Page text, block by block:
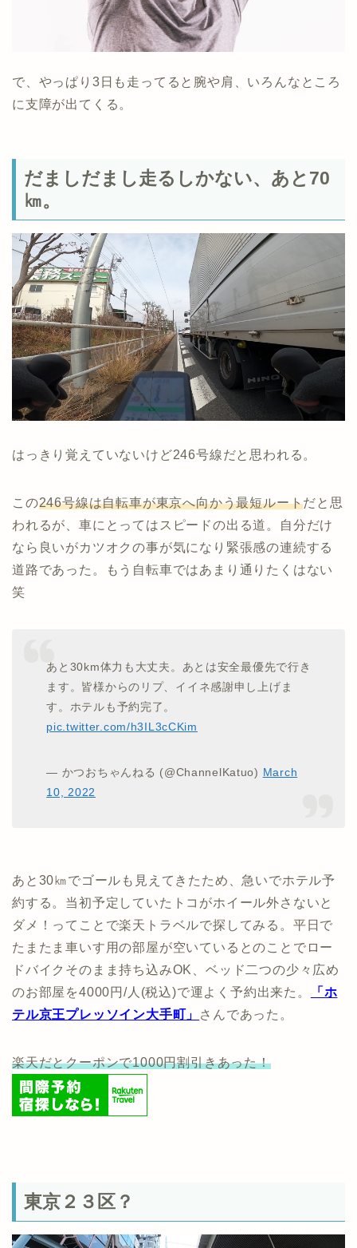
で、やっぱり3日も走ってると腕や肩、いろんなところ
に支障が出てくる。
だましだまし走るしかない、あと70
㎞。
はっきり覚えていないけど246号線だと思われる。
この246号線は自転車が東京へ向かう最短ルートだと思
われるが、車にとってはスピードの出る道。自分だけ
なら良いがカツオクの事が気になり緊張感の連続する
道路であった。もう自転車ではあまり通りたくはない
笑
あと30km体力も大丈夫。あとは安全最優先で行き
ます。皆様からのリプ、イイネ感謝申し上げま
す。ホテルも予約完了。
pic.twitter.com/h3IL3cCKim
— かつおちゃんねる (@ChannelKatuo) March
10, 2022
あと30㎞でゴールも見えてきたため、急いでホテル予
約する。当初予定していたトコがホイール外さないと
ダメ！ってことで楽天トラベルで探してみる。平日で
たまたま車いす用の部屋が空いているとのことでロー
ドバイクそのまま持ち込みOK、ベッド二つの少々広め
のお部屋を4000円/人(税込)で運よく予約出来た。
「ホ
テル京王プレッソイン大手町」
さんであった。
楽天だとクーポンで1000円割引きあった！
東京２３区？